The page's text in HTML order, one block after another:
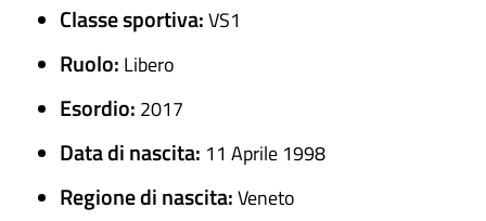
Classe sportiva:VS1
Ruolo: Libero
Esordio: 2017
Data di nascita: 11 Aprile 1998
Regione di nascita:Veneto